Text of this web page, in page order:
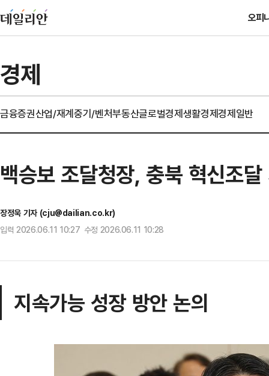
오피
경제
금융증권산업/재계중기/벤처부동산글로벌경제생활경제경제일반
백승보 조달청장, 충북 혁신조
장정욱 기자 (cju@dailian.co.kr)
입력 2026.06.11 10:27 수정 2026.06.11 10:28
지속가능 성장 방안 논의